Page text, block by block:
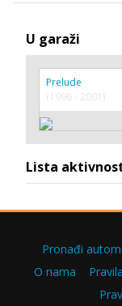
U garaži
Prelude
(1996 - 2001)
Lista
Pronađi
O nama